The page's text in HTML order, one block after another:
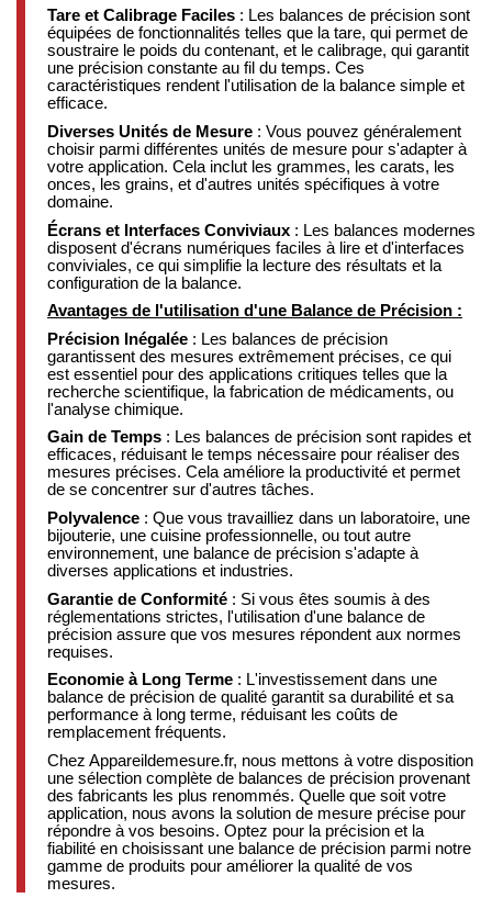
Tare et Calibrage Faciles : Les balances de précision sont
équipées de fonctionnalités telles que la tare, qui permet de
soustraire le poids du contenant, et le calibrage, qui garantit
une précision constante au fil du temps. Ces
caractéristiques rendent l'utilisation de la balance simple et
efficace.
Diverses Unités de Mesure : Vous pouvez généralement
choisir parmi différentes unités de mesure pour s'adapter à
votre application. Cela inclut les grammes, les carats, les
onces, les grains, et d'autres unités spécifiques à votre
domaine.
Écrans et Interfaces Conviviaux : Les balances modernes
disposent d'écrans numériques faciles à lire et d'interfaces
conviviales, ce qui simplifie la lecture des résultats et la
configuration de la balance.
Avantages de l'utilisation d'une Balance de Précision :
Précision Inégalée : Les balances de précision
garantissent des mesures extrêmement précises, ce qui
est essentiel pour des applications critiques telles que la
recherche scientifique, la fabrication de médicaments, ou
l'analyse chimique.
Gain de Temps : Les balances de précision sont rapides et
efficaces, réduisant le temps nécessaire pour réaliser des
mesures précises. Cela améliore la productivité et permet
de se concentrer sur d'autres tâches.
Polyvalence : Que vous travailliez dans un laboratoire, une
bijouterie, une cuisine professionnelle, ou tout autre
environnement, une balance de précision s'adapte à
diverses applications et industries.
Garantie de Conformité : Si vous êtes soumis à des
réglementations strictes, l'utilisation d'une balance de
précision assure que vos mesures répondent aux normes
requises.
Economie à Long Terme : L'investissement dans une
balance de précision de qualité garantit sa durabilité et sa
performance à long terme, réduisant les coûts de
remplacement fréquents.
Chez Appareildemesure.fr, nous mettons à votre disposition
une sélection complète de balances de précision provenant
des fabricants les plus renommés. Quelle que soit votre
application, nous avons la solution de mesure précise pour
répondre à vos besoins. Optez pour la précision et la
fiabilité en choisissant une balance de précision parmi notre
gamme de produits pour améliorer la qualité de vos
mesures.